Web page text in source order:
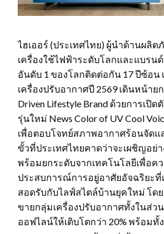
ไฮเออร์ (ประเทศไทย) ผู้นำด้านผลิ
เครื่องใช้ไฟฟ้าระดับโลกและแบรน
อันดับ 1 ของโลกติดต่อกัน 17 ปีซ้อน
เครื่องปรับอากาศปี 2569 เดินหน้าย
Driven Lifestyle Brand ด้วยการเปิ
รุ่นใหม่ News Color of UV Cool
เพื่อตอบโจทย์สภาพอากาศร้อนจัด
ขั้วที่ประเทศไทยคาดว่าจะเผชิญอย่า
พร้อมยกระดับจากเทคโนโลยีเพื่อค
ประสบการณ์การอยู่อาศัยอัจฉริยะที่
สอดรับกับไลฟ์สไตล์บ้านยุคใหม่ โด
ขายกลุ่มเครื่องปรับอากาศทั้งในส่ว
ออฟไลน์ให้เติบโตกว่า 20% พร้อมทั้